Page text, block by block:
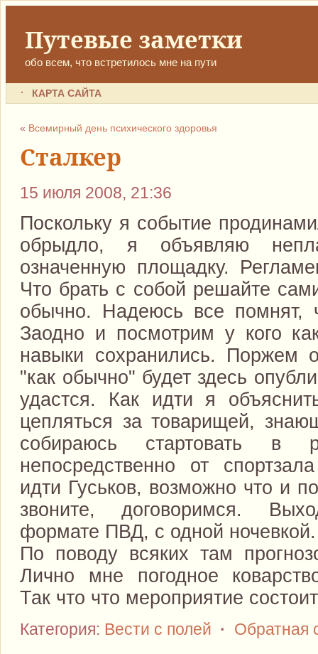
Путевые заметки
обо всем, что встретилось мне на пути
КАРТА САЙТА
« Всемирный день психического здоровья
Сталкер
15 июля 2008, 21:36
Поскольку я событие
обрыдло, я объявляю
означенную площадку.
Что брать с собой решайте
обычно. Надеюсь все помнят,
Заодно и посмотрим у кого
навыки сохранились. Поржем
"как обычно" будет здесь
удастся. Как идти я
цепляться за товарищей,
собираюсь стартовать в
непосредственно от
идти Гуськов, возможно что и
звоните, договоримся.
формате ПВД, с одной ночевкой.
По поводу всяких там
Лично мне погодное
Так что что мероприятие
Категория: Вести с полей · Обратная